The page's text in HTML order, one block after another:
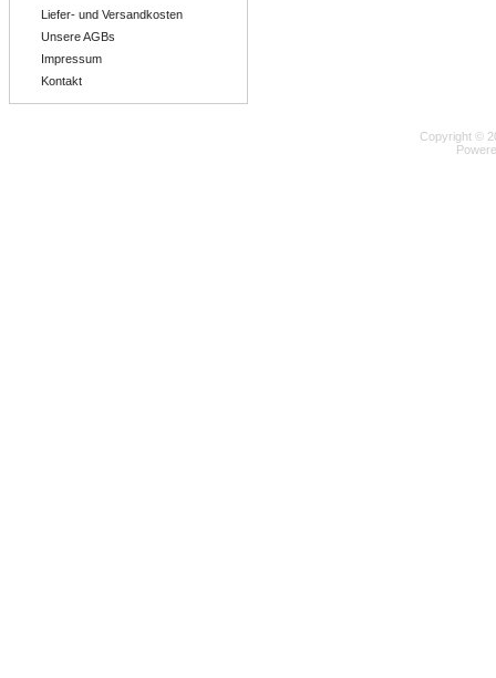
Liefer- und Versandkosten
Unsere AGBs
Impressum
Kontakt
Copyright ©